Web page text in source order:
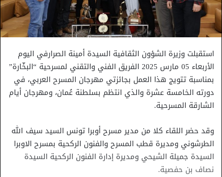
استقبلت وزيرة الشؤون الثقافية السيدة أمينة الصرارفي اليوم
الأربعاء 05 مارس 2025 الفريق الفني والتقني لمسرحية “البخّارة”
بمناسبة تتويج هذا العمل بجائزتي مهرجان المسرح العربي، في
دورته الخامسة عشرة والذي انتظم بسلطنة عُمان، ومهرجان أيام
الشارقة المسرحية.
وقد حضر اللقاء كلا من مدير مسرح أوبرا تونس السيد سيف الله
الطرشوني ومديرة قطب المسرح والفنون الركحية بمسرح الاوبرا
السيدة جميلة الشيحي ومديرة إدارة الفنون الركحية السيدة
نصاف بن حفصية.